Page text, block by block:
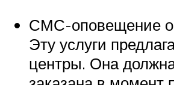
СМС-оповещение о
Эту услуги
центры. Она